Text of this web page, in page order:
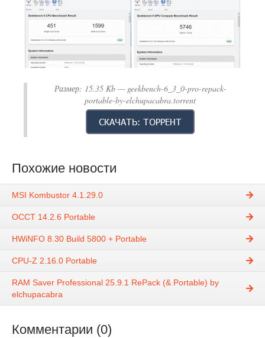
Размер: 15.35 Kb— geekbench-6_3_0-pro-repack-
portable-by-elchupacabra.torrent
Похожие новости
MSI Kombustor 4.1.29.0
OCCT 14.2.6 Portable
HWiNFO 8.30 Build 5800 + Portable
CPU-Z 2.16.0 Portable
RAM Saver Professional 25.9.1 RePack (& Portable) by
elchupacabra
Комментарии (0)